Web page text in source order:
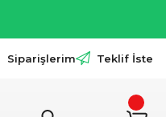
Siparişlerim Teklif İste